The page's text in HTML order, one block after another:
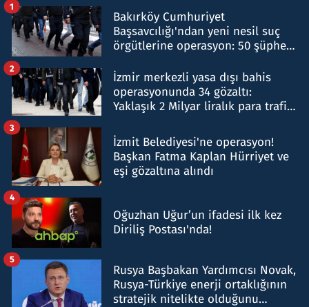
Bakırköy Cumhuriyet
Başsavcılığı'ndan yeni nesil suç
örgütlerine operasyon: 50 şüpheli
1
İzmir merkezli yasa dışı bahis
operasyonunda 34 gözaltı:
Yaklaşık 2 Milyar liralık para trafiği
2
İzmit Belediyesi'ne operasyon!
Başkan Fatma Kaplan Hürriyet ve
eşi gözaltına alındı
3
Oğuzhan Uğur’un ifadesi ilk kez
Diriliş Postası'nda!
4
Rusya Başbakan Yardımcısı Novak,
Rusya-Türkiye enerji ortaklığının
stratejik nitelikte olduğunu
5